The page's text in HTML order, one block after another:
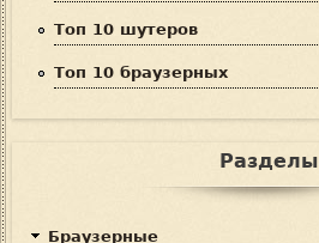
Топ 10 шутеров
Топ 10 браузерных
Разделы
Браузерные